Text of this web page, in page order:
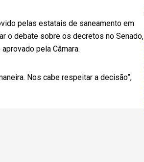
pelas estatais de saneamento em
o debate sobre os decretos no Senado,
pela Câmara.
Nos cabe respeitar a decisão”,